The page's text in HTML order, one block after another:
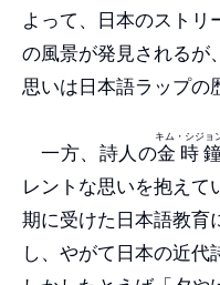
よって、日本のストリ
の風景が発見されるが
思いは日本語ラップの
一方、詩人の金時
キム・シジョ
レントな思いを抱えて
期に受けた日本語教育
し、やがて日本の近代